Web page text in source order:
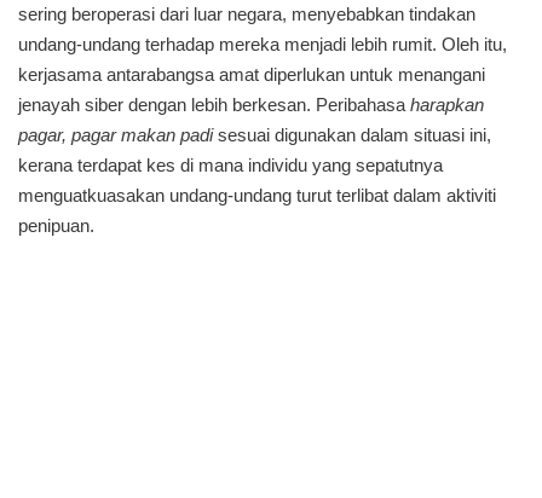
sering beroperasi dari luar negara, menyebabkan tindakan
undang-undang terhadap mereka menjadi lebih rumit. Oleh itu,
kerjasama antarabangsa amat diperlukan untuk menangani
jenayah siber dengan lebih berkesan. Peribahasa harapkan
pagar, pagar makan padisesuai digunakan dalam situasi ini,
kerana terdapat kes di mana individu yang sepatutnya
menguatkuasakan undang-undang turut terlibat dalam aktiviti
penipuan.